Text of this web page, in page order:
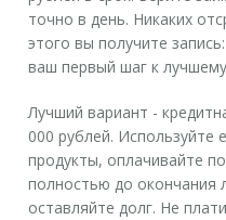
точно в день. Никаких
этого вы получите
ваш первый шаг к лучшему
Лучший вариант -
000 рублей. Используйте
продукты, оплачивайте
полностью до окончания
оставляйте долг. Не